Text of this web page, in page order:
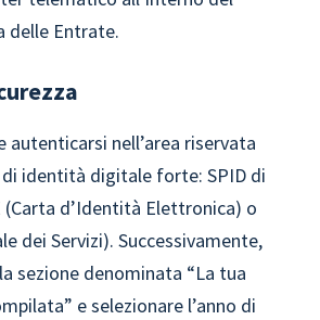
delle Entrate.
autenticarsi nell’area riservata
identità digitale forte: SPID di
(Carta d’Identità Elettronica) o
dei Servizi). Successivamente,
sezione denominata “La tua
e selezionare l’anno di